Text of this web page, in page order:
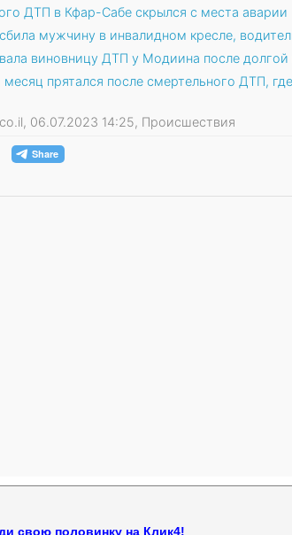
ДТП в Кфар-Сабе скрылся с места аварии
мужчину в инвалидном кресле,
виновницу ДТП у Модиина после долгой
прятался после смертельного ДТП,
06.07.2023 14:25, Происшествия
свою половинку на Клик4!